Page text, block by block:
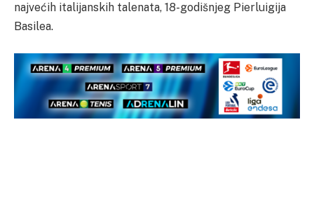
najvećih italijanskih talenata, 18-godišnjeg Pierluigija
Basilea.